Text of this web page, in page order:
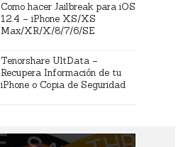
Como hacer Jailbreak para iOS
12.4 – iPhone XS/XS
Max/XR/X/8/7/6/SE
Tenorshare UltData –
Recupera Información de tu
iPhone o Copia de Seguridad